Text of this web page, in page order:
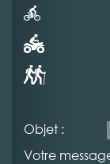
Objet :
Votre